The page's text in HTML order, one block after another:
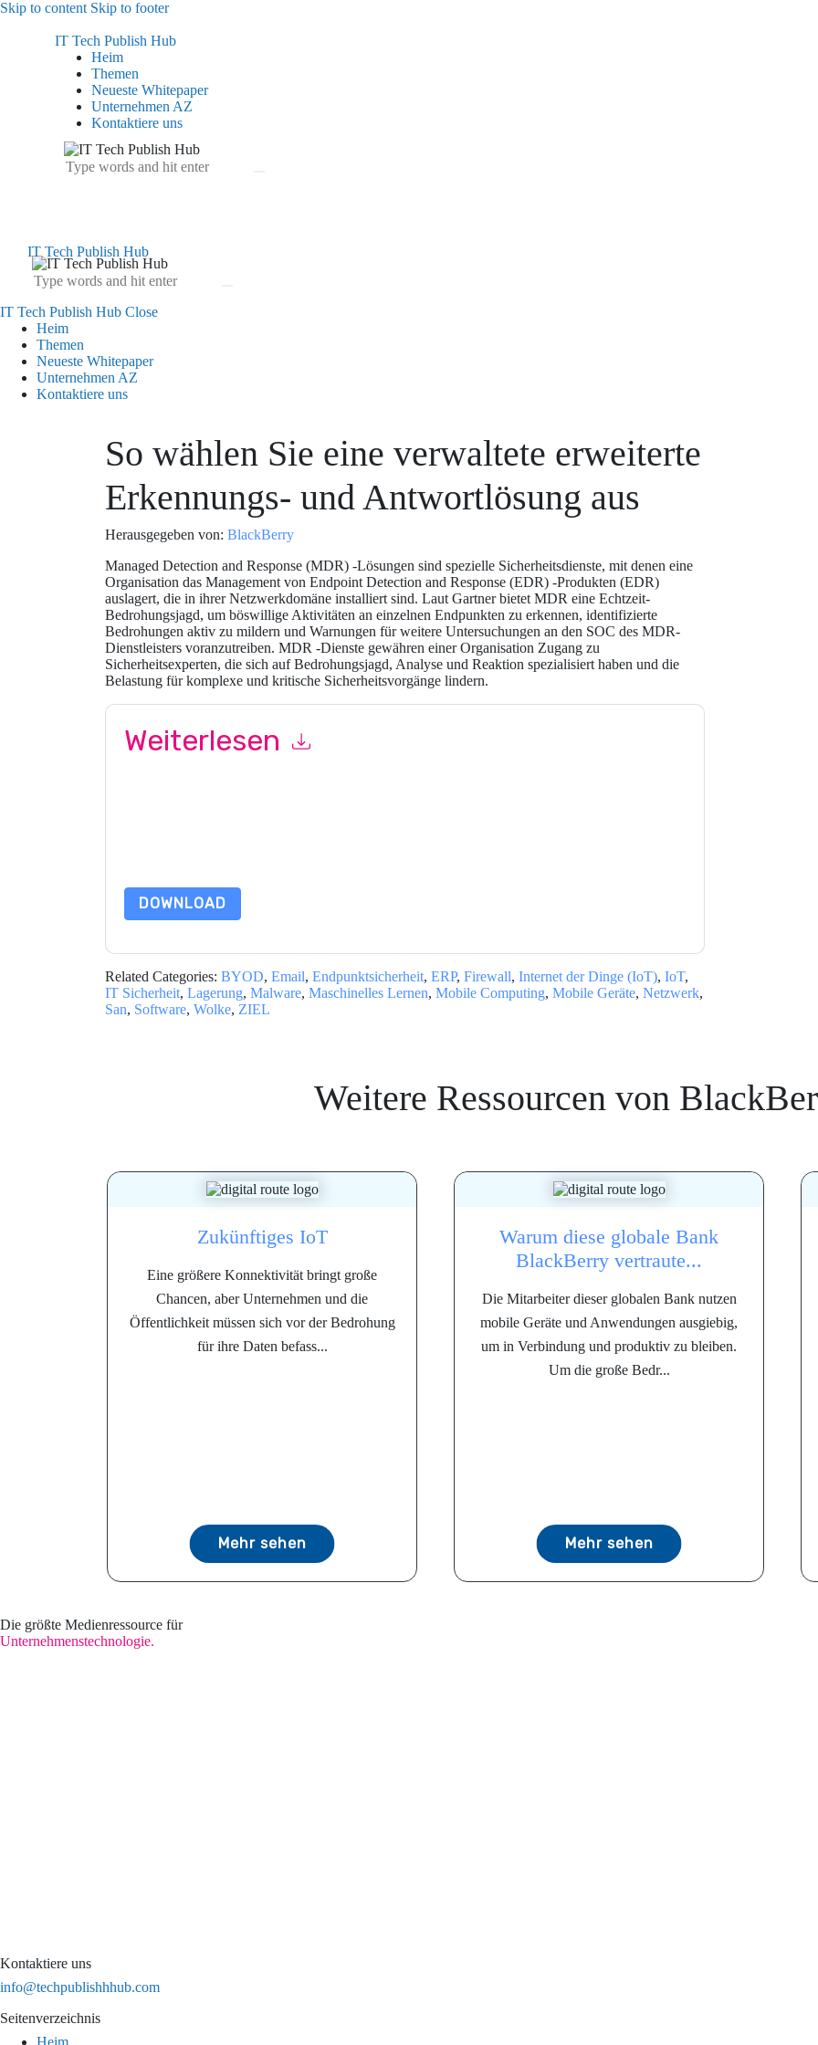
Skip to content Skip to footer
IT Tech Publish Hub
Heim
Themen
Neueste Whitepaper
Unternehmen AZ
Kontaktiere uns
IT Tech Publish Hub
IT Tech Publish Hub Close
Heim
Themen
Neueste Whitepaper
Unternehmen AZ
Kontaktiere uns
So wählen Sie eine verwaltete erweiterte
Erkennungs- und Antwortlösung aus
Herausgegeben von: BlackBerry
Managed Detection and Response (MDR) -Lösungen sind spezielle Sicherheitsdienste, mit denen eine
Organisation das Management von Endpoint Detection and Response (EDR) -Produkten (EDR)
auslagert, die in ihrer Netzwerkdomäne installiert sind. Laut Gartner bietet MDR eine Echtzeit-
Bedrohungsjagd, um böswillige Aktivitäten an einzelnen Endpunkten zu erkennen, identifizierte
Bedrohungen aktiv zu mildern und Warnungen für weitere Untersuchungen an den SOC des MDR-
Dienstleisters voranzutreiben. MDR -Dienste gewähren einer Organisation Zugang zu
Sicherheitsexperten, die sich auf Bedrohungsjagd, Analyse und Reaktion spezialisiert haben und die
Belastung für komplexe und kritische Sicherheitsvorgänge lindern.
Weiterlesen
DOWNLOAD
Related Categories: BYOD, Email, Endpunktsicherheit, ERP, Firewall, Internet der Dinge (IoT), IoT,
IT Sicherheit, Lagerung, Malware, Maschinelles Lernen, Mobile Computing, Mobile Geräte, Netzwerk,
San, Software, Wolke, ZIEL
Weitere Ressourcen von
Zukünftiges IoT
Eine größere Konnektivität bringt große
Chancen, aber Unternehmen und die
Öffentlichkeit müssen sich vor der Bedrohung
für ihre Daten befass...
Mehr sehen
Warum diese globale Bank
BlackBerry vertraute...
Die Mitarbeiter dieser globalen Bank nutzen
mobile Geräte und Anwendungen ausgiebig,
um in Verbindung und produktiv zu bleiben.
Um die große Bedr...
Mehr sehen
Die größte Medienressource für
Unternehmenstechnologie.
Kontaktiere uns
info@techpublishhhub.com
Seitenverzeichnis
Heim